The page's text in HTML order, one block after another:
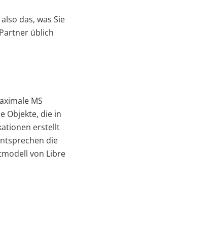
das, was Sie
üblich
MS
Objekte, die in
erstellt
die
von Libre